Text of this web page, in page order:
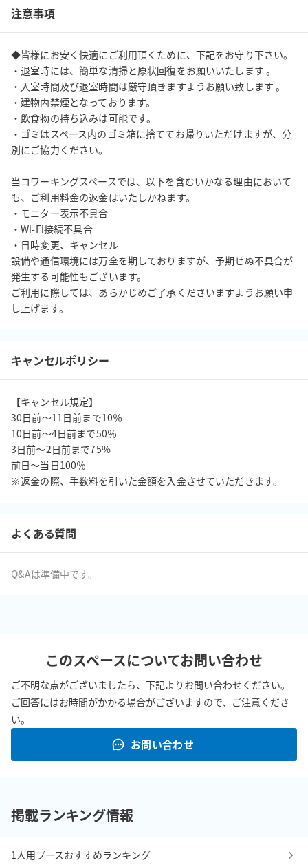
注意事項
◆皆様にお安く快適にご利用頂くために、下記をお守り下さい。
・退室時には、簡単な清掃と原状回復をお願いいたします 。
・入室時間及び退室時間は厳守頂きますようお願い致します 。
・建物内禁煙となっております。
・飲食物の持ち込みは可能です。
・ゴミはスペース内のゴミ箱に捨ててお帰りいただけますが、分
別にご協力ください。
当コワーキングスペースでは、以下を含むいかなる理由において
も、ご利用料金の返金はいたしかねます。
・モニター表示不具合
・Wi-Fi接続不具合
・日時変更、キャンセル
設備や通信環境には万全を期しておりますが、予期せぬ不具合が
発生する可能性もございます。
ご利用に際しては、あらかじめご了承くださいますようお願い申
し上げます。
キャンセルポリシー
【キャンセル規定】
30日前〜11日前まで10％
10日前〜4日前まで50％
3日前〜2日前まで75%
前日〜当日100％
※返金の際、手数料を引いた金額を入金させていただきます。
よくある質問
Q&Aは準備中です。
このスペースについてお問い合わせ
ご不明な点がございましたら、下記よりお問い合わせください。
ご回答にはお時間がかかる場合がございますので、ご注意くださ
い。
お問い合わせ
掲載ランキング情報
1人用ブースおすすめランキング